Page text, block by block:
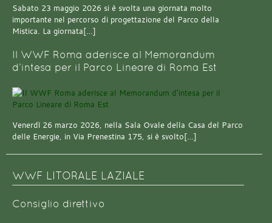
Sabato 23 maggio 2026 si è svolta una giornata molto
importante nel percorso di progettazione del Parco della
Mistica. La giornata[…]
Il WWF Roma aderisce al Memorandum
d’intesa per il Parco Lineare di Roma Est
Venerdì 26 marzo 2026, nella Sala Ovale della Casa del Parco
delle Energie, in Via Prenestina 175, si è svolto[…]
WWF LITORALE LAZIALE
Consiglio direttivo